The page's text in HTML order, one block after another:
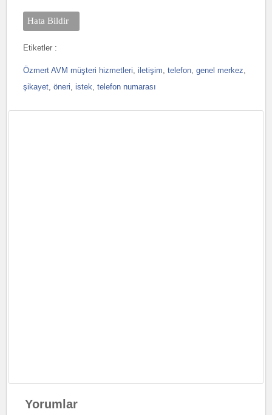
Hata Bildir
Etiketler :
Özmert AVM müşteri hizmetleri, iletişim, telefon, genel merkez,
şikayet, öneri, istek, telefon numarası
Yorumlar